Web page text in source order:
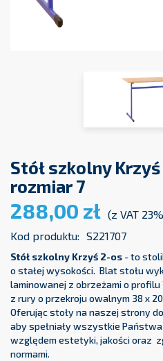
Stół szkolny
rozmiar 7
288,00 zł (z VAT
Kod produktu: S221707
Stół szkolny Krzyś 2-os - to
o stałej wysokości. Blat stołu
laminowanej z obrzeżami o
z rury o przekroju owalnym 38 x
Oferując stoły na naszej strony
aby spełniały wszystkie
względem estetyki, jakości oraz
normami.